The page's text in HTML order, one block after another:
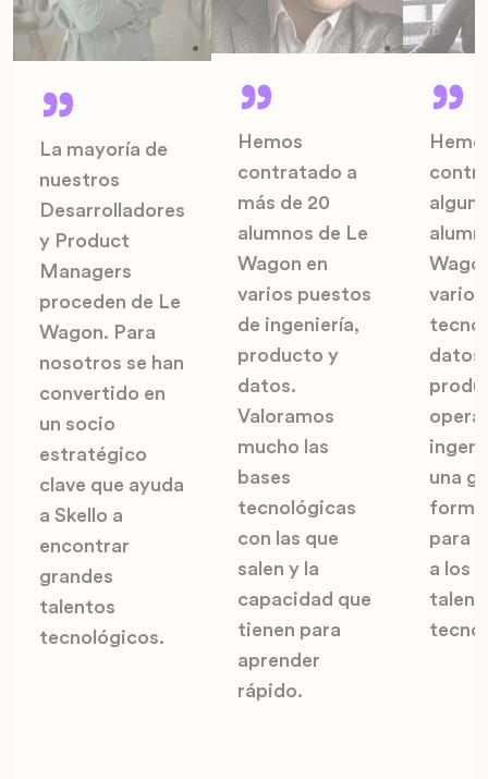
La mayoría de
nuestros
Desarrolladores
y Product
Managers
proceden de Le
Wagon. Para
nosotros se han
convertido en
un socio
estratégico
clave que ayuda
a Skello a
encontrar
grandes
talentos
tecnológicos.
Hemos
contratado a
más de 20
alumnos de Le
Wagon en
varios puestos
de ingeniería,
producto y
datos.
Valoramos
mucho las
bases
tecnológicas
con las que
salen y la
capacidad que
tienen para
aprender
rápido.
datos,
una
para
a los